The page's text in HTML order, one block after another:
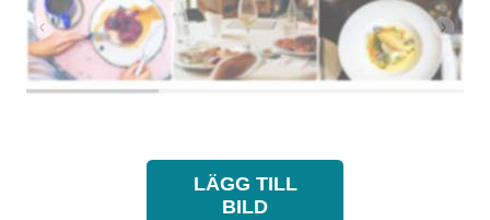
LÄGG TILL
BILD